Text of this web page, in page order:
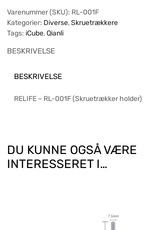
Varenummer (SKU): RL-001F
Kategorier: Diverse,Skruetrækkere
Tags: iCube,Qianli
BESKRIVELSE
BESKRIVELSE
RELIFE – RL-001F (Skruetrækker holder)
DU KUNNE OGSÅ VÆRE
INTERESSERET I…